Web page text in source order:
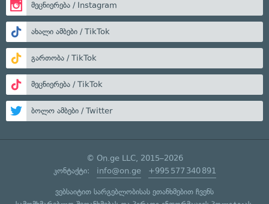
მეცნიერება / Instagram
ახალი ამბები / TikTok
გართობა / TikTok
მეცნიერება / TikTok
ბოლო ამბები / Twitter
© On.ge LLC, 2015–2026
კონტაქტი: info@on.ge +995 577 340 891
ვებსაიტით სარგებლობისას ეთანხმებით ჩვენს